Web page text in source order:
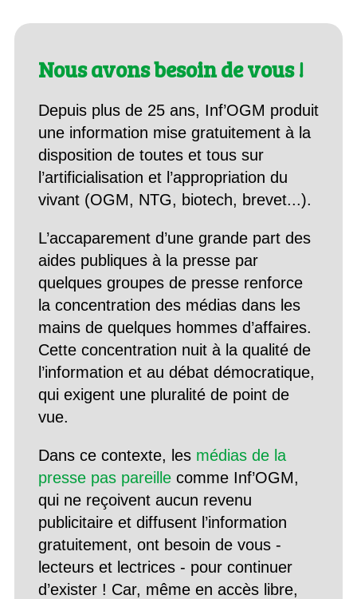
Nous avons besoin de vous !
Depuis plus de 25 ans, Inf’OGM produit
une information mise gratuitement à la
disposition de toutes et tous sur
l’artificialisation et l’appropriation du
vivant (OGM, NTG, biotech, brevet...).
L’accaparement d’une grande part des
aides publiques à la presse par
quelques groupes de presse renforce
la concentration des médias dans les
mains de quelques hommes d’affaires.
Cette concentration nuit à la qualité de
l’information et au débat démocratique,
qui exigent une pluralité de point de
vue.
Dans ce contexte, les médias de la
presse pas pareillecomme Inf’OGM,
qui ne reçoivent aucun revenu
publicitaire et diffusent l’information
gratuitement, ont besoin de vous -
lecteurs et lectrices - pour continuer
d’exister ! Car, même en accès libre,